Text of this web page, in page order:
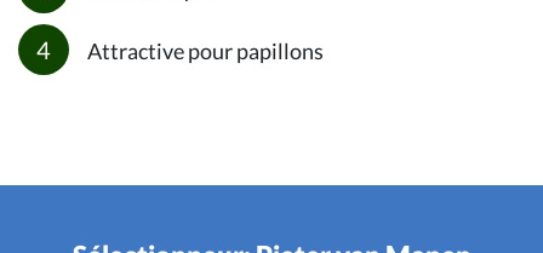
Attractive pour papillons